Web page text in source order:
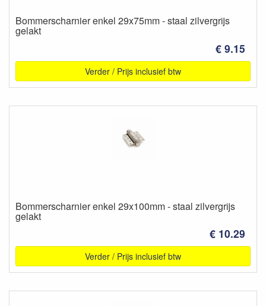
Bommerscharnier enkel 29x75mm - staal zilvergrijs
gelakt
€ 9.15
Verder / Prijs inclusief btw
Bommerscharnier enkel 29x100mm - staal zilvergrijs
gelakt
€ 10.29
Verder / Prijs inclusief btw